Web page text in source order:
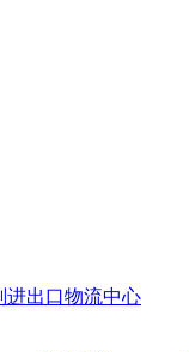
进出口物流中心